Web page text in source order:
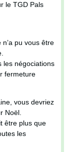
le TGD Pals
pu vous être
les négociations
fermeture
vous devriez
Noël.
être plus que
les